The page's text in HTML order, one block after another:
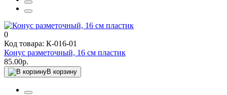
0
Код товара: К-016-01
Конус разметочный, 16 см пластик
85.00р.
В корзину